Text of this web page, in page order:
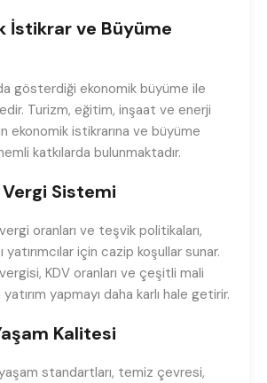
İstikrar ve Büyüme
gösterdiği ekonomik büyüme ile
Turizm, eğitim, inşaat ve enerji
ekonomik istikrarına ve büyüme
katkılarda bulunmaktadır.
Vergi Sistemi
oranları ve teşvik politikaları,
yatırımcılar için cazip koşullar sunar.
KDV oranları ve çeşitli mali
yapmayı daha karlı hale getirir.
Kalitesi
yaşam standartları, temiz çevresi,